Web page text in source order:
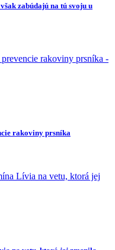
zabúdajú na tú svoju u
rakoviny prsníka